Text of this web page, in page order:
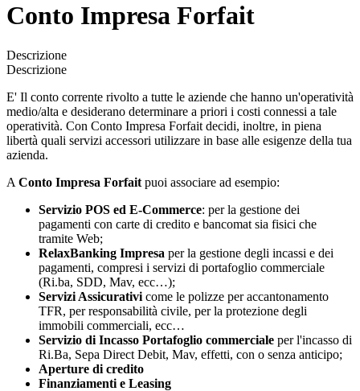
Conto Impresa Forfait
Descrizione
Descrizione
E' Il conto corrente rivolto a tutte le aziende che hanno un'operatività
medio/alta e desiderano determinare a priori i costi connessi a tale
operatività. Con Conto Impresa Forfait decidi, inoltre, in piena
libertà quali servizi accessori utilizzare in base alle esigenze della tua
azienda.
A Conto Impresa Forfait puoi associare ad esempio:
Servizio POS ed E-Commerce: per la gestione dei
pagamenti con carte di credito e bancomat sia fisici che
tramite Web;
RelaxBanking Impresa per la gestione degli incassi e dei
pagamenti, compresi i servizi di portafoglio commerciale
(Ri.ba, SDD, Mav, ecc…);
Servizi Assicurativi come le polizze per accantonamento
TFR, per responsabilità civile, per la protezione degli
immobili commerciali, ecc…
Servizio di Incasso Portafoglio commerciale per l'incasso di
Ri.Ba, Sepa Direct Debit, Mav, effetti, con o senza anticipo;
Aperture di credito
Finanziamenti e Leasing